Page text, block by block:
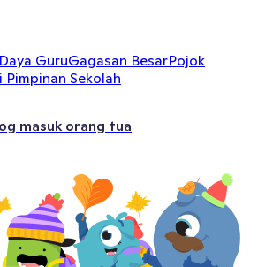
GuruGagasan BesarPojok
Pimpinan Sekolah
masuk orang tua